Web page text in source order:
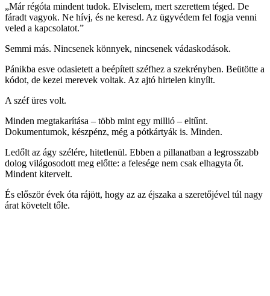
„Már régóta mindent tudok. Elviselem, mert szerettem téged. De
fáradt vagyok. Ne hívj, és ne keresd. Az ügyvédem fel fogja venni
veled a kapcsolatot.”
Semmi más. Nincsenek könnyek, nincsenek vádaskodások.
Pánikba esve odasietett a beépített széfhez a szekrényben. Beütötte a
kódot, de kezei merevek voltak. Az ajtó hirtelen kinyílt.
A széf üres volt.
Minden megtakarítása – több mint egy millió – eltűnt.
Dokumentumok, készpénz, még a pótkártyák is. Minden.
Ledőlt az ágy szélére, hitetlenül. Ebben a pillanatban a legrosszabb
dolog világosodott meg előtte: a felesége nem csak elhagyta őt.
Mindent kitervelt.
És először évek óta rájött, hogy az az éjszaka a szeretőjével túl nagy
árat követelt tőle.